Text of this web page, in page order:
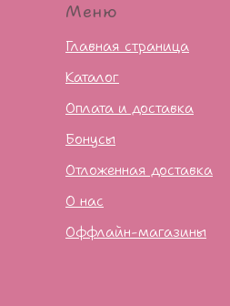
Меню
Главная страница
Каталог
Оплата и доставка
Бонусы
Отложенная доставка
О нас
Оффлайн-магазины